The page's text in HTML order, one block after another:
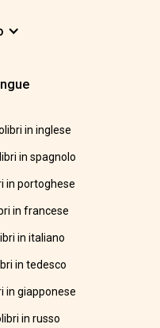
in inglese
in spagnolo
in portoghese
in francese
in italiano
in tedesco
in giapponese
in russo